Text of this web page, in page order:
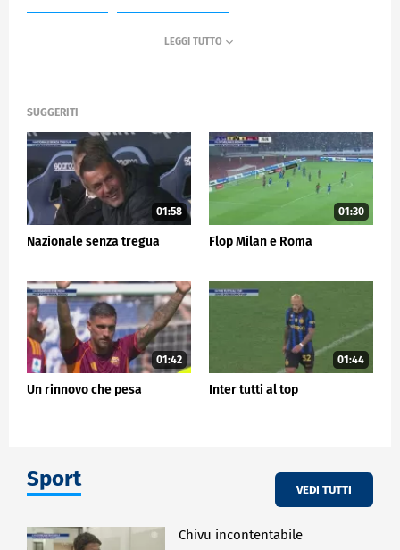
SUGGERITI
01:58
Nazionale senza tregua
01:30
Flop Milan e Roma
01:42
Un rinnovo che pesa
01:44
Inter tutti al top
Sport VEDI TUTTI
Chivu incontentabile